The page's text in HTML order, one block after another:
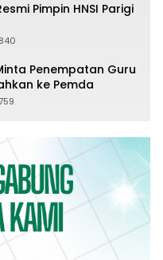
Pimpin HNSI Parigi
840
Penempatan Guru
ke Pemda